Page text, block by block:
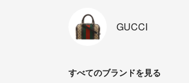
GUCCI
すべてのブランドを見る